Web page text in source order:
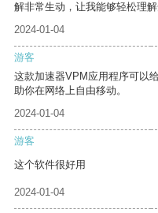
解非常生动，让我能够轻松理解
2024-01-04
游客
这款加速器VPM应用程序可以
助你在网络上自由移动。
2024-01-04
游客
这个软件很好用
2024-01-04